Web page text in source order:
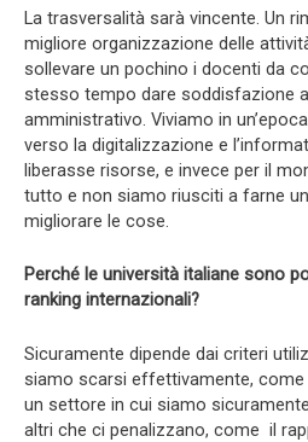
La trasversalità sarà vincente. Un
migliore organizzazione delle
sollevare un pochino i docenti da
stesso tempo dare soddisfazione
amministrativo. Viviamo in
verso la digitalizzazione e
liberasse risorse, e invece per il
tutto e non siamo riusciti a farne
migliorare le cose.
Perché le università italiane sono
ranking internazionali?
Sicuramente dipende dai criteri
siamo scarsi effettivamente, come
un settore in cui siamo
altri che ci penalizzano, come il